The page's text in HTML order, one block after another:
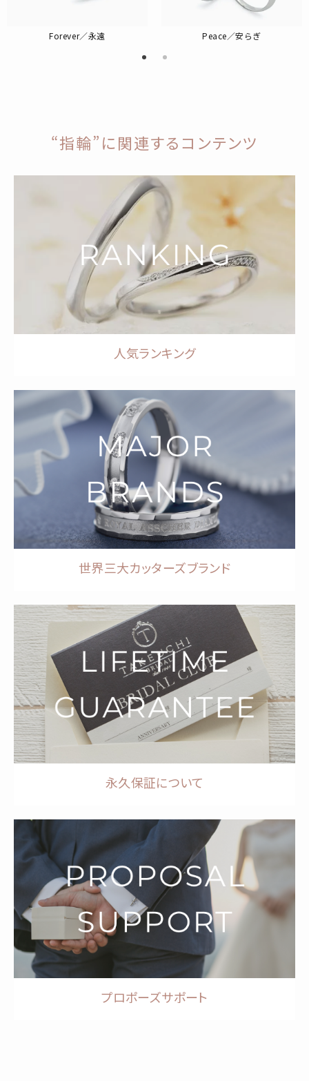
Forever／永遠 Peace／安らぎ
“指輪”に関連するコンテンツ
人気ランキング
世界三大カッターズブランド
永久保証について
プロポーズサポート